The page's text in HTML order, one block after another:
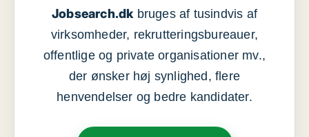
Jobsearch.dkbruges af tusindvis af
virksomheder, rekrutteringsbureauer,
offentlige og private organisationer mv.,
der ønsker høj synlighed, flere
henvendelser og bedre kandidater.